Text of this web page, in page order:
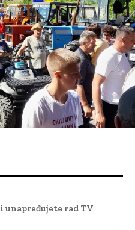
unapređujete rad TV